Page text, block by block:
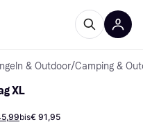
& Outdoor/Camping &
XL
bis€ 91,95